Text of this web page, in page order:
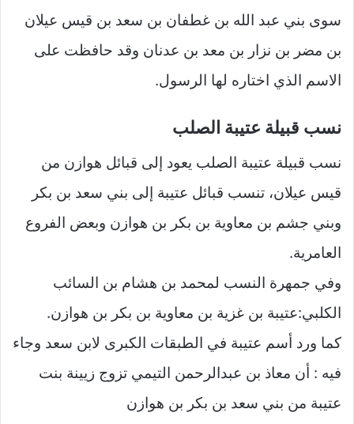
سوى بني عبد الله بن غطفان بن سعد بن قيس عيلان
بن مضر بن نزار بن معد بن عدنان وقد حافظت على
الاسم الذي اختاره لها الرسول.
نسب قبيلة عتيبة الصلب
نسب قبيلة عتيبة الصلب يعود إلى قبائل هوازن من
قيس عيلان، تنسب قبائل عتيبة إلى بني سعد بن بكر
وبني جشم بن معاوية بن بكر بن هوازن وبعض الفروع
العامرية.
وفي جمهرة النسب لمحمد بن هشام بن السائب
الكلبي:عتيبة بن غزية بن معاوية بن بكر بن هوازن.
كما ورد أسم عتيبة في الطبقات الكبرى لابن سعد وجاء
فيه : أن معاذ بن عبدالرحمن التيمي تزوج زيينة بنت
عتيبة من بني سعد بن بكر بن هوازن